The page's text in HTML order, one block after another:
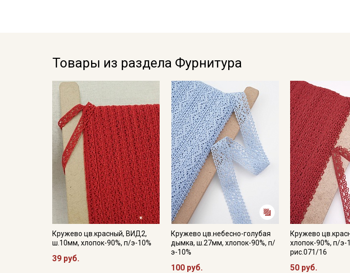
Товары из раздела Фурнитура
Кружево цв.красный, ВИД2,
ш.10мм, хлопок-90%, п/э-10%
39 руб.
Кружево цв.небесно-голубая
дымка, ш.27мм, хлопок-90%, п/
э-10%
100 руб.
Кружево
хлопок-90%, п/э-
рис.071/16
50 руб.
Электронная почта
Ознакомлен(а) сПолитикой
и даюСогласие на
Даю
Согласие на получение
информационных рассылок